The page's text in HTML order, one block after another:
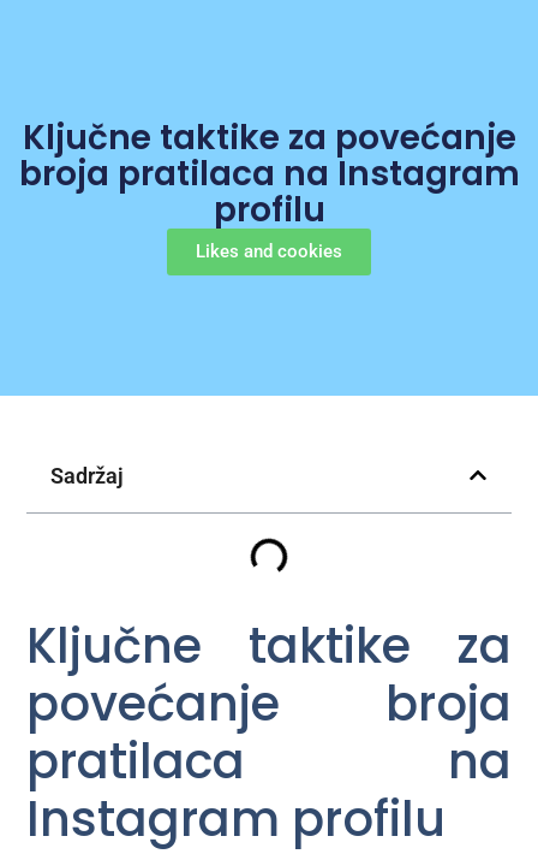
Ključne taktike za povećanje
broja pratilaca na Instagram
profilu
Likes and cookies
Sadržaj
Ključne taktike za
povećanje broja
pratilaca na
Instagram profilu